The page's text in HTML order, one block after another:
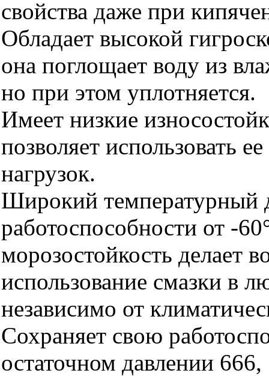
свойства даже при
Обладает высокой
она поглощает воду из
но при этом уплотняется.
Имеет низкие
позволяет использовать
нагрузок.
Широкий температурный
работоспособности от -
морозостойкость делает
использование смазки в
независимо от
Сохраняет свою
остаточном давлении